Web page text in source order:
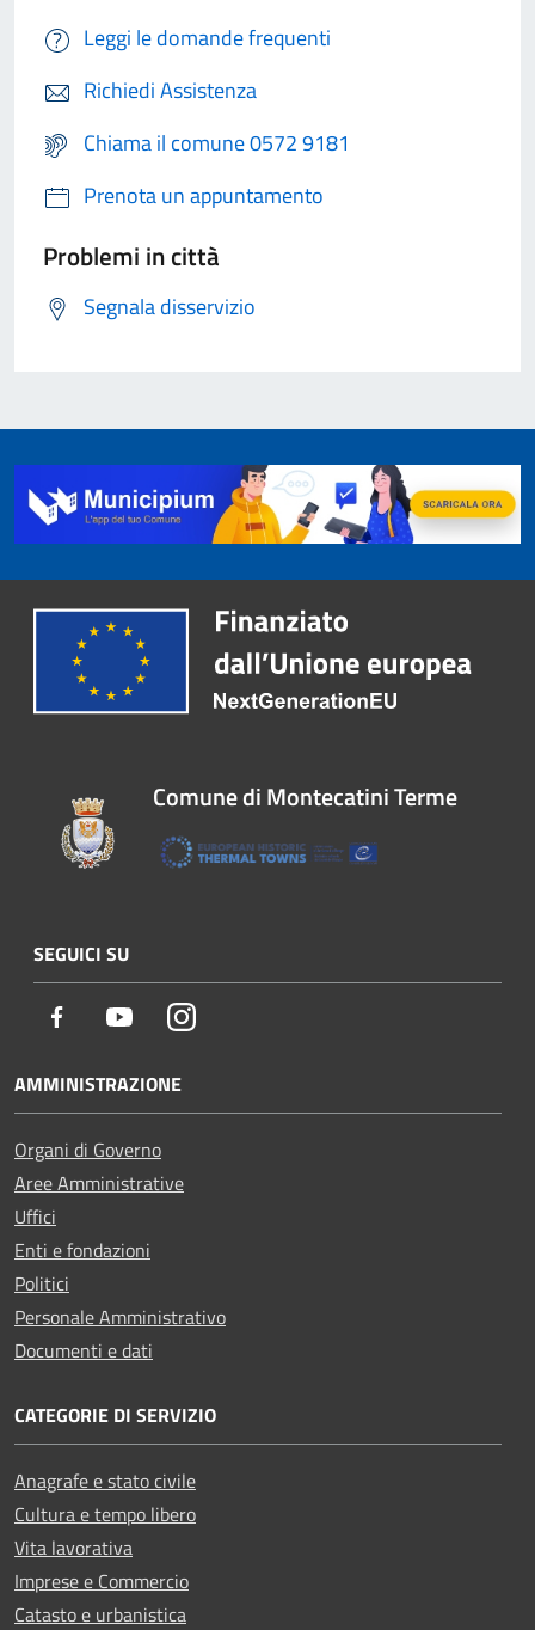
Leggi le domande frequenti
Richiedi Assistenza
Chiama il comune 0572 9181
Prenota un appuntamento
Problemi in città
Segnala disservizio
Comune di Montecatini Terme
SEGUICI SU
Facebook YoutubeInstagram
AMMINISTRAZIONE
Organi di Governo
Aree Amministrative
Uffici
Enti e fondazioni
Politici
Personale Amministrativo
Documenti e dati
CATEGORIE DI SERVIZIO
Anagrafe e stato civile
Cultura e tempo libero
Vita lavorativa
Imprese e Commercio
Catasto e urbanistica